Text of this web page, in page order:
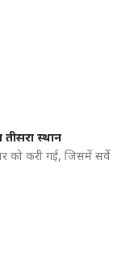
तीसरा स्थान
को करी गई, जिसमें सर्वे